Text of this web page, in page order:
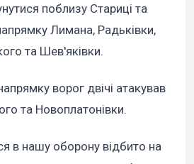
поблизу Стариці та
Лимана, Радьківки,
та Шев'яківки.
ворог двічі атакував
та Новоплатонівки.
в нашу оборону відбито на